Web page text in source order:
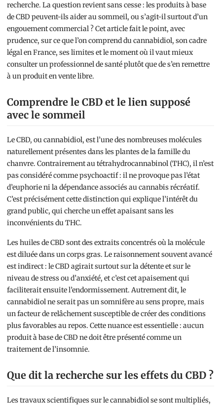
recherche. La question revient sans cesse : les produits à base
de CBD peuvent-ils aider au sommeil, ou s’agit-il surtout d’un
engouement commercial ? Cet article fait le point, avec
prudence, sur ce que l’on comprend du cannabidiol, son cadre
légal en France, ses limites et le moment où il vaut mieux
consulter un professionnel de santé plutôt que de s’en remettre
à un produit en vente libre.
Comprendre le CBD et le lien supposé
avec le sommeil
Le CBD, ou cannabidiol, est l’une des nombreuses molécules
naturellement présentes dans les plantes de la famille du
chanvre. Contrairement au tétrahydrocannabinol (THC), il n’est
pas considéré comme psychoactif : il ne provoque pas l’état
d’euphorie ni la dépendance associés au cannabis récréatif.
C’est précisément cette distinction qui explique l’intérêt du
grand public, qui cherche un effet apaisant sans les
inconvénients du THC.
Les huiles de CBD sont des extraits concentrés où la molécule
est diluée dans un corps gras. Le raisonnement souvent avancé
est indirect : le CBD agirait surtout sur la détente et sur le
niveau de stress ou d’anxiété, et c’est cet apaisement qui
faciliterait ensuite l’endormissement. Autrement dit, le
cannabidiol ne serait pas un somnifère au sens propre, mais
un facteur de relâchement susceptible de créer des conditions
plus favorables au repos. Cette nuance est essentielle : aucun
produit à base de CBD ne doit être présenté comme un
traitement de l’insomnie.
Que dit la recherche sur les effets du CBD ?
Les travaux scientifiques sur le cannabidiol se sont multipliés,